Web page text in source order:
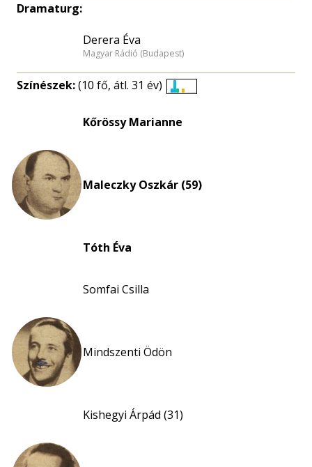
Dramaturg:
Derera Éva
Magyar Rádió (Budapest)
Színészek:(10 fő, átl. 31 év)
eloszlás
Kőrössy Marianne
Maleczky Oszkár (59)
Tóth Éva
Somfai Csilla
Mindszenti Ödön
Kishegyi Árpád (31)